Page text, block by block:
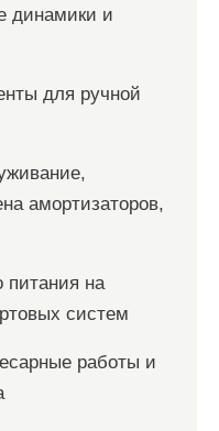
динамики и
для ручной
амортизаторов,
питания на
систем
работы и